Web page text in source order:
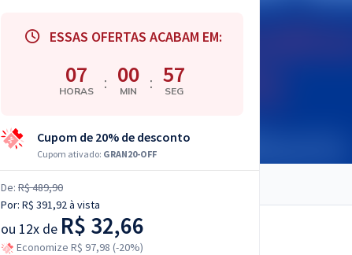
ESSAS OFERTAS ACABAM EM:
07
HORAS : 00
MIN : 56
SEG
Cupom de 20% de desconto
Cupom ativado: GRAN20-OFF
De: R$ 489,90
Por: R$ 391,92à vista
ou 12x de R$ 32,66
Economize R$ 97,98 (-20%)